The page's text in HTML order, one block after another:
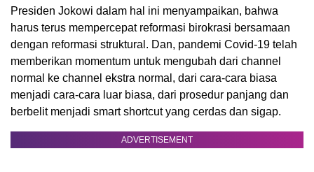
Presiden Jokowi dalam hal ini menyampaikan, bahwa
harus terus mempercepat reformasi birokrasi bersamaan
dengan reformasi struktural. Dan, pandemi Covid-19 telah
memberikan momentum untuk mengubah dari channel
normal ke channel ekstra normal, dari cara-cara biasa
menjadi cara-cara luar biasa, dari prosedur panjang dan
berbelit menjadi smart shortcut yang cerdas dan sigap.
ADVERTISEMENT